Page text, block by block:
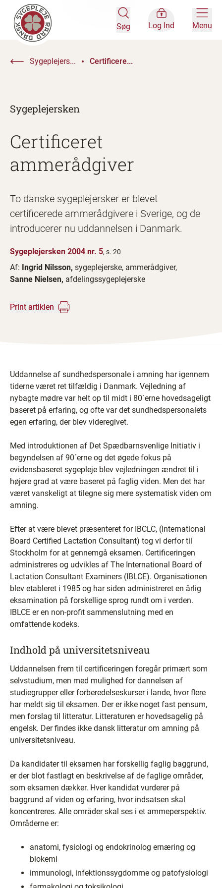
Søg Log Ind Menu
Sygeplejers... Certificere...
Sygeplejersken
Certificeret
ammerådgiver
To danske sygeplejersker er blevet
certificerede ammerådgivere i Sverige, og de
introducerer nu uddannelsen i Danmark.
Sygeplejersken 2004 nr. 5, s. 20
Af: Ingrid Nilsson, sygeplejerske, ammerådgiver,
Sanne Nielsen, afdelingssygeplejerske
Print artiklen
Uddannelse af sundhedspersonale i amning har igennem
tiderne været ret tilfældig i Danmark. Vejledning af
nybagte mødre var helt op til midt i 80´erne hovedsageligt
baseret på erfaring, og ofte var det sundhedspersonalets
egen erfaring, der blev videregivet.
Med introduktionen af Det Spædbarnsvenlige Initiativ i
begyndelsen af 90´erne og det øgede fokus på
evidensbaseret sygepleje blev vejledningen ændret til i
højere grad at være baseret på faglig viden. Men det har
været vanskeligt at tilegne sig mere systematisk viden om
amning.
Efter at være blevet præsenteret for IBCLC, (International
Board Certified Lactation Consultant) tog vi derfor til
Stockholm for at gennemgå eksamen. Certificeringen
administreres og udvikles af The International Board of
Lactation Consultant Examiners (IBLCE). Organisationen
blev etableret i 1985 og har siden administreret en årlig
eksamination på forskellige sprog rundt om i verden.
IBLCE er en non-profit sammenslutning med en
omfattende kodeks.
Indhold på universitetsniveau
Uddannelsen frem til certificeringen foregår primært som
selvstudium, men med mulighed for dannelsen af
studiegrupper eller forberedelseskurser i lande, hvor flere
har meldt sig til eksamen. Der er ikke noget fast pensum,
men forslag til litteratur. Litteraturen er hovedsagelig på
engelsk. Der findes ikke dansk litteratur om amning på
universitetsniveau.
Da kandidater til eksamen har forskellig faglig baggrund,
er der blot fastlagt en beskrivelse af de faglige områder,
som eksamen dækker. Hver kandidat vurderer på
baggrund af viden og erfaring, hvor indsatsen skal
koncentreres. Alle områder skal ses i et ammeperspektiv.
Områderne er:
anatomi, fysiologi og endokrinolog ernæring og
biokemi
immunologi, infektionssygdomme og patofysiologi